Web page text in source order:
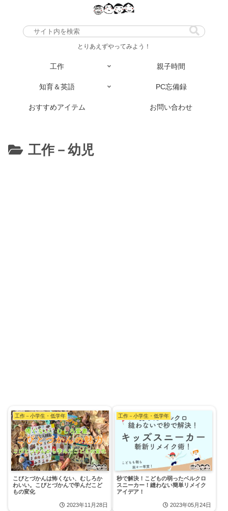
とりあえずやってみよう！
工作 親子時間
知育＆英語 PC忘備録
おすすめアイテム お問い合わせ
工作－幼児
工作－小学生・低学年
こびとづかんは怖くない、むしろか
わいい。こびとづかんで学んだこど
もの変化
2023年11月28日
工作－小学生・低学年
秒で解決！こどもの弱ったベルクロ
スニーカー！縫わない簡単リメイク
アイデア！
2023年05月24日